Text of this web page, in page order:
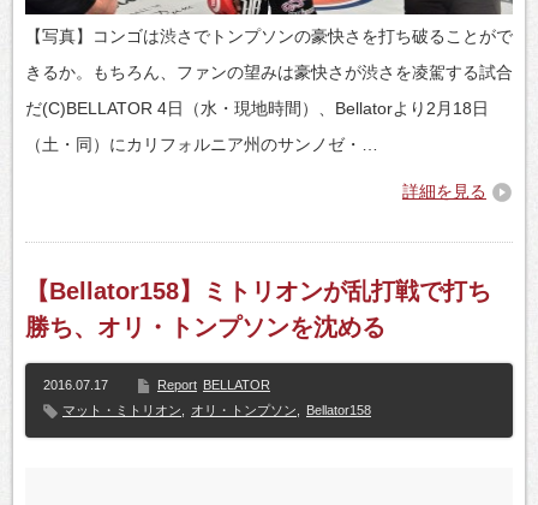
【写真】コンゴは渋さでトンプソンの豪快さを打ち破ることがで
きるか。もちろん、ファンの望みは豪快さが渋さを凌駕する試合
だ(C)BELLATOR 4日（水・現地時間）、Bellatorより2月18日
（土・同）にカリフォルニア州のサンノゼ・…
詳細を見る
【Bellator158】ミトリオンが乱打戦で打ち
勝ち、オリ・トンプソンを沈める
2016.07.17 Report BELLATOR
マット・ミトリオン
オリ・トンプソン Bellator158